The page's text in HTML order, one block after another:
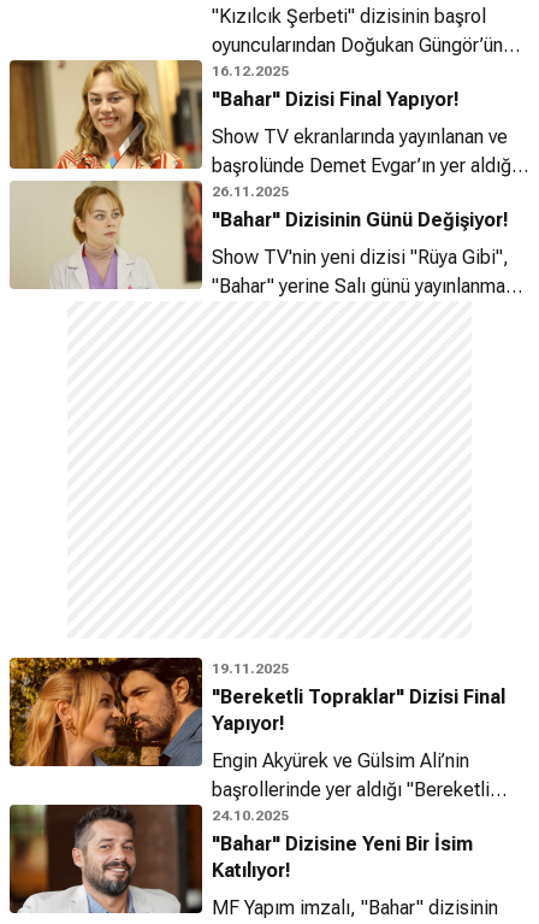
"Kızılcık Şerbeti" dizisinin başrol
oyuncularından Doğukan Güngör’ün
kadrodan çıkarıldığı açıklandı.
16.12.2025
"Bahar" Dizisi Final Yapıyor!
Show TV ekranlarında yayınlanan ve
başrolünde Demet Evgar’ın yer aldığı
MF Yapım imzalı dizi "Bahar", 64.
bölümüyle ekranlara veda etmeye
hazırlanıyor.
26.11.2025
"Bahar" Dizisinin Günü Değişiyor!
Show TV'nin yeni dizisi "Rüya Gibi",
"Bahar" yerine Salı günü yayınlanmaya
19.11.2025
"Bereketli Topraklar" Dizisi Final
Yapıyor!
Engin Akyürek ve Gülsim Ali’nin
başrollerinde yer aldığı "Bereketli
Topraklar" dizisi erken final yapıyor!
24.10.2025
"Bahar" Dizisine Yeni Bir İsim
Katılıyor!
MF Yapım imzalı, "Bahar" dizisinin